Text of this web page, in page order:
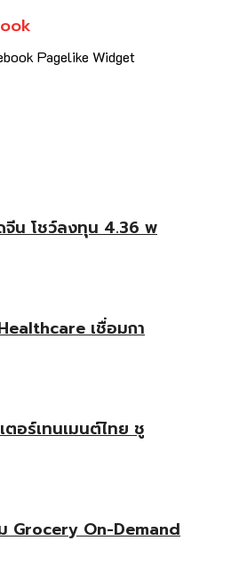
จีน โชว์ลงทุน 4.36 พ
เชื่อมกา
ตอร์เทนเมนต์ไทย ชู
Grocery On-Demand